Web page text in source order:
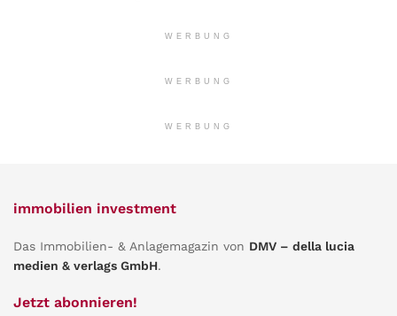
WERBUNG
WERBUNG
WERBUNG
immobilien investment
Das Immobilien- & Anlagemagazin von DMV – della lucia
medien & verlags GmbH.
Jetzt abonnieren!